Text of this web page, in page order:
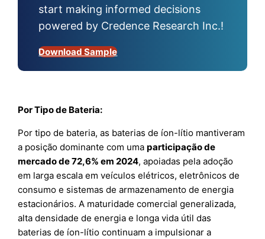
start making informed decisions
powered by Credence Research Inc.!
Download Sample
Por Tipo de Bateria:
Por tipo de bateria, as baterias de íon-lítio mantiveram
a posição dominante com uma participação de
mercado de 72,6% em 2024, apoiadas pela adoção
em larga escala em veículos elétricos, eletrônicos de
consumo e sistemas de armazenamento de energia
estacionários. A maturidade comercial generalizada,
alta densidade de energia e longa vida útil das
baterias de íon-lítio continuam a impulsionar a